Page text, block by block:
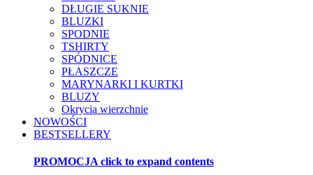
DŁUGIE SUKNIE
BLUZKI
SPODNIE
TSHIRTY
SPÓDNICE
PŁASZCZE
MARYNARKI I KURTKI
BLUZY
Okrycia wierzchnie
NOWOŚCI
BESTSELLERY
PROMOCJA click to expand contents